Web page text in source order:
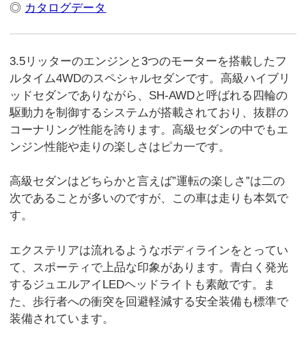
◎ カタログデータ
3.5リッターのエンジンと3つのモーターを搭載したフ
ルタイム4WDのスペシャルセダンです。高級ハイブリ
ッドセダンでありながら、SH-AWDと呼ばれる四輪の
駆動力を制御するシステムが搭載されており、抜群の
コーナリング性能を誇ります。高級セダンの中でもエ
ンジン性能や走りの楽しさはピカ一です。
高級セダンはどちらかと言えば”運転の楽しさ”は二の
次であることが多いのですが、この車は走りも本気で
す。
エクステリアは流れるようなボディラインをとってい
て、スポーティで上品な印象があります。青白く発光
するジュエルアイLEDヘッドライトも素敵です。ま
た、歩行者への衝突を回避軽減する安全装備も標準で
装備されています。